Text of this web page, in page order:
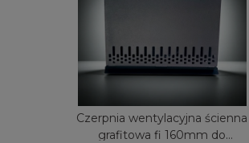
Czerpnia wentylacyjna ścienna
grafitowa fi 160mm do